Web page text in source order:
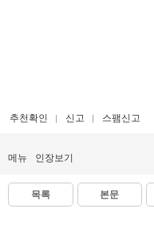
추천확인 신고 스팸신고
메뉴 인장보기
목록 본문